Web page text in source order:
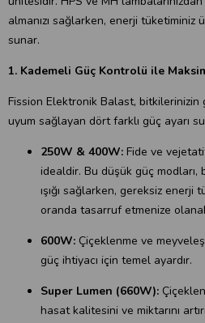
almanızı sağlarken, enerji tüketiminiz
sunar.
1. Kademeli Güç Kontrolü ile
Fission Elektronik Balast,
uyum sağlayan dört farklı güç ayarı
250W & 400W: Fide ve
idealdir. Bu düşük güç
ışığı sağlarken, gereksiz
oranda tasarruf etmenize
600W: Çiçeklenme ve
güç ihtiyacı için temel ayardır.
Super Lumen (660W):
hasat kalitesini ve miktarını